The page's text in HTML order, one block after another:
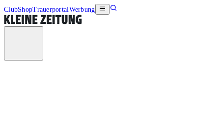
ClubShopTrauerportalWerbung